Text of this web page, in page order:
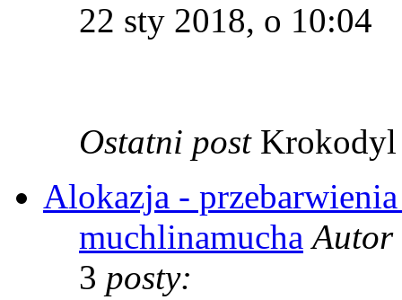
22 sty 2018, o 10:04
Ostatni post
Alokazja -
muchlinamucha Autor
3 posty: